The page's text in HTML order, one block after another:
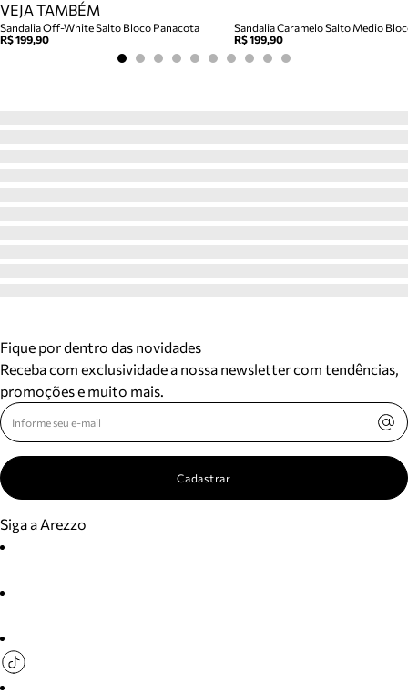
VEJA TAMBÉM
Sandalia Off-White Salto Bloco Panacota
R$ 199,90
R$ 199,90
Fique por dentro das novidades
Receba com exclusividade a nossa newsletter com tendências,
promoções e muito mais.
Cadastrar
Siga a Arezzo